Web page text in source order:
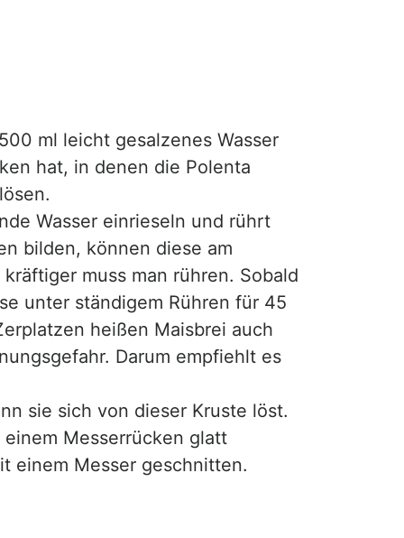
ml leicht gesalzenes Wasser
hat, in denen die Polenta
Wasser einrieseln und rührt
bilden, können diese am
muss man rühren. Sobald
unter ständigem Rühren für 45
heißen Maisbrei auch
Darum empfiehlt es
sie sich von dieser Kruste löst.
Messerrücken glatt
einem Messer geschnitten.